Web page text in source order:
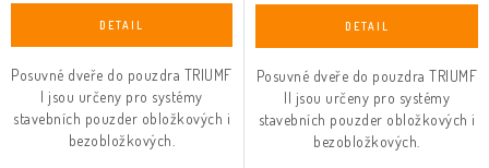
Posuvné dveře do pouzdra TRIUMF
I jsou určeny pro systémy
stavebních pouzder obložkových i
bezobložkových.
Posuvné dveře do pouzdra TRIUMF
II jsou určeny pro systémy
stavebních pouzder obložkových i
bezobložkových.